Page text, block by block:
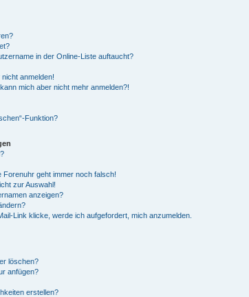
in der Online-Liste auftaucht?
anmelden!
mich aber nicht mehr anmelden?!
Funktion?
Forenuhr geht immer noch falsch!
zur Auswahl!
anzeigen?
Link klicke, werde ich aufgefordert, mich anzumelden.
löschen?
anfügen?
erstellen?